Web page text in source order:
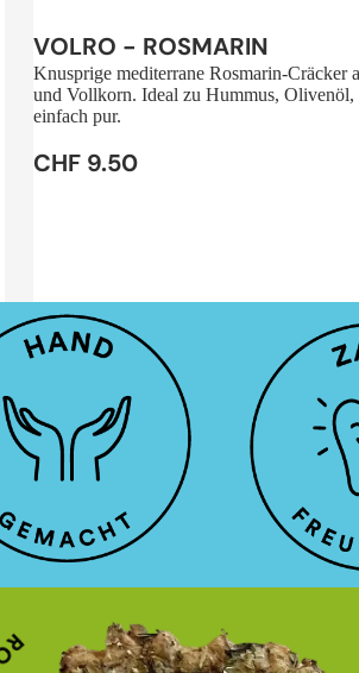
VOLRO - ROSMARIN
Knusprige mediterrane Rosmarin-Cräcker
und Vollkorn. Ideal zu Hummus, Olivenöl,
einfach pur.
CHF 9.50